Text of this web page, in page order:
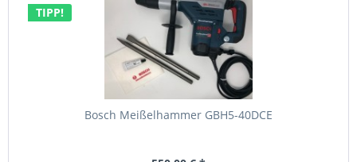
TIPP!
Bosch Meißelhammer GBH5-40DCE